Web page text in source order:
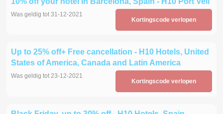
Kortingscode verlopen
Was geldig tot 31-12-2021
Up to 25% off+ Free cancellation - H10 Hotels, United
States of America, Canada and Latin America
Kortingscode verlopen
Was geldig tot 23-12-2021